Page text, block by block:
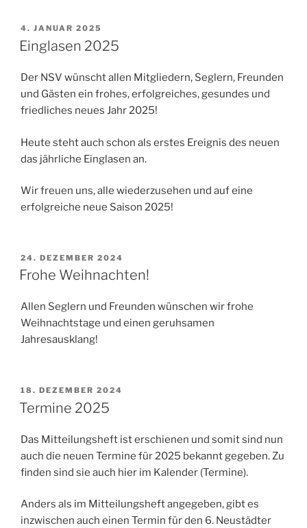
VERÖFFENTLICHT
AM
4. JANUAR 2025
Einglasen 2025
Der NSV wünscht allen Mitgliedern, Seglern, Freunden
und Gästen ein frohes, erfolgreiches, gesundes und
friedliches neues Jahr 2025!
Heute steht auch schon als erstes Ereignis des neuen
das jährliche Einglasen an.
Wir freuen uns, alle wiederzusehen und auf eine
erfolgreiche neue Saison 2025!
VERÖFFENTLICHT
AM
24. DEZEMBER 2024
Frohe Weihnachten!
Allen Seglern und Freunden wünschen wir frohe
Weihnachtstage und einen geruhsamen
Jahresausklang!
VERÖFFENTLICHT
AM
18. DEZEMBER 2024
Termine 2025
Das Mitteilungsheft ist erschienen und somit sind nun
auch die neuen Termine für 2025 bekannt gegeben. Zu
finden sind sie auch hier im Kalender (Termine).
Anders als im Mitteilungsheft angegeben, gibt es
inzwischen auch einen Termin für den 6. Neustädter